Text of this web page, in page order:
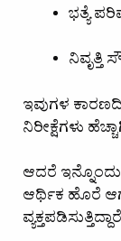
ಭತ್ಯೆ
ನಿವೃತ್ತಿ
ಇವುಗಳ
ನಿರೀಕ್ಷೆಗಳು
ಆದರೆ
ಆರ್ಥಿಕ ಹೊರೆ